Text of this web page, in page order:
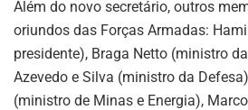
Além do novo secretário, outros
oriundos das Forças Armadas:
presidente), Braga Netto (ministro
Azevedo e Silva (ministro da
(ministro de Minas e Energia),